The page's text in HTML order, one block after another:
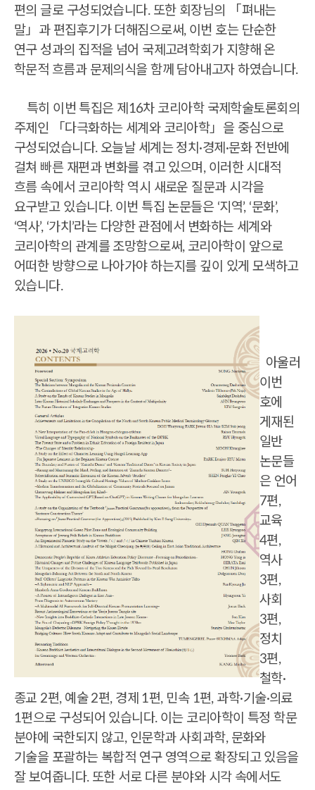
편의 글로 구성되었습니다. 또한 회장님의 「펴내는
말」과 편집후기가 더해짐으로써, 이번 호는 단순한
연구 성과의 집적을 넘어 국제고려학회가 지향해 온
학문적 흐름과 문제의식을 함께 담아내고자 하였습니다.
특히 이번 특집은 제16차 코리아학 국제학술토론회의
주제인 「다극화하는 세계와 코리아학」을 중심으로
구성되었습니다. 오늘날 세계는 정치·경제·문화 전반에
걸쳐 빠른 재편과 변화를 겪고 있으며, 이러한 시대적
흐름 속에서 코리아학 역시 새로운 질문과 시각을
요구받고 있습니다. 이번 특집 논문들은 ‘지역’, ‘문화’,
‘역사’, ‘가치’라는 다양한 관점에서 변화하는 세계와
코리아학의 관계를 조망함으로써, 코리아학이 앞으로
어떠한 방향으로 나아가야 하는지를 깊이 있게 모색하고
있습니다.
아울러
이번
호에
게재된
일반
논문들
은 언어
7편,
교육
4편,
역사
3편,
사회
3편,
정치
3편,
철학·
종교 2편, 예술 2편, 경제 1편, 민속 1편, 과학·기술·의료
1편으로 구성되어 있습니다. 이는 코리아학이 특정 학문
분야에 국한되지 않고, 인문학과 사회과학, 문화와
기술을 포괄하는 복합적 연구 영역으로 확장되고 있음을
잘 보여 줍니다. 또한 서로 다른 분야와 시각 속에서도